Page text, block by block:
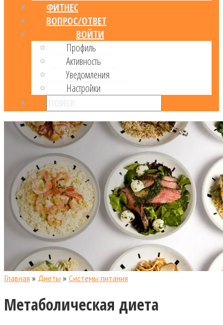
ФИТНЕС
ВОПРОС/ОТВЕТ
ВОЙТИ
Профиль
Активность
Уведомления
Настройки
Главная » Диеты » Системы питания
Метаболическая диета